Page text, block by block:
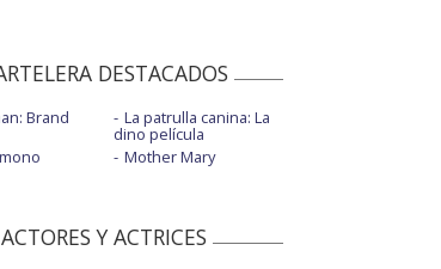
DESTACADOS
Brand La patrulla canina: La
dino película
Mother Mary
ACTORES Y ACTRICES